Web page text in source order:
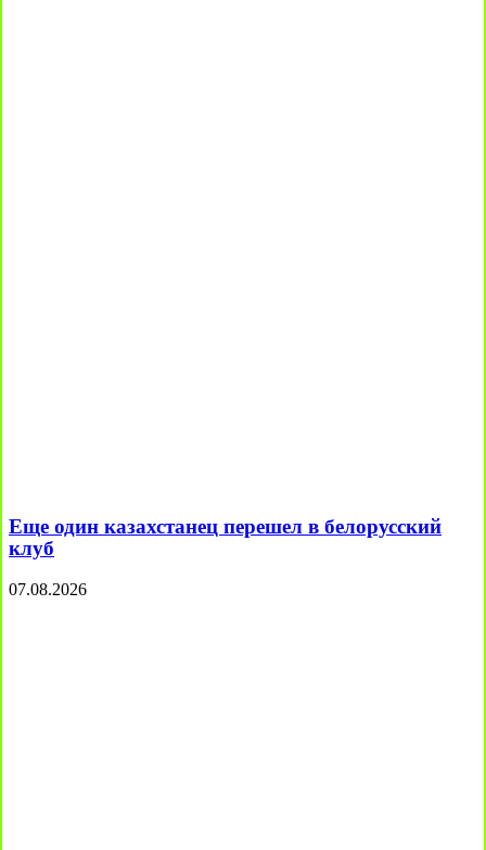
Еще один казахстанец перешел в белорусский
клуб
07.08.2026